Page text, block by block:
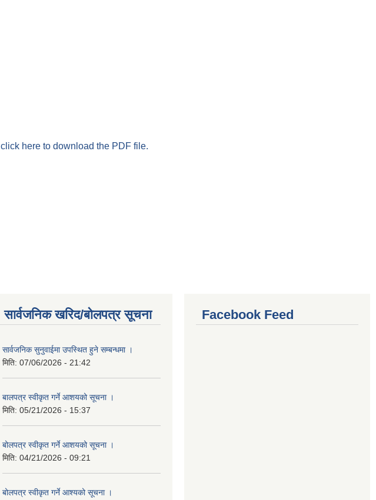
click here to download the PDF file.
सार्वजनिक खरिद/बोलपत्र सूचना
सार्वजनिक सुनुवाईमा उपस्थित हुने सम्बन्धमा ।
मिति: 07/06/2026 - 21:42
बालपत्र स्वीकृत गर्ने आशयको सूचना ।
मिति: 05/21/2026 - 15:37
बोलपत्र स्वीकृत गर्ने आशयको सूचना ।
मिति: 04/21/2026 - 09:21
बोलपत्र स्वीकृत गर्ने आश्यको सूचना ।
Facebook Feed